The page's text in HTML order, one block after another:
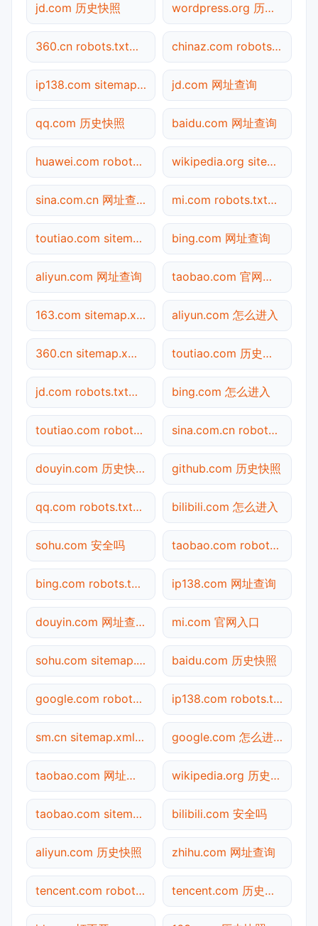
jd.com 历史快照 wordpress.org 历史快照
360.cn robots.txt检测 chinaz.com robots.txt检测
ip138.com sitemap.xml检测 jd.com 网址查询
qq.com 历史快照 baidu.com 网址查询
huawei.com robots.txt检测 wikipedia.org sitemap.xml检测
sina.com.cn 网址查询 mi.com robots.txt检测
toutiao.com sitemap.xml检测 bing.com 网址查询
aliyun.com 网址查询 taobao.com 官网入口
163.com sitemap.xml检测 aliyun.com 怎么进入
360.cn sitemap.xml检测 toutiao.com 历史快照
jd.com robots.txt检测 bing.com 怎么进入
toutiao.com robots.txt检测 sina.com.cn robots.txt检测
douyin.com 历史快照 github.com 历史快照
qq.com robots.txt检测 bilibili.com 怎么进入
sohu.com 安全吗 taobao.com robots.txt检测
bing.com robots.txt检测 ip138.com 网址查询
douyin.com 网址查询 mi.com 官网入口
sohu.com sitemap.xml检测 baidu.com 历史快照
google.com robots.txt检测 ip138.com robots.txt检测
sm.cn sitemap.xml检测 google.com 怎么进入
taobao.com 网址查询 wikipedia.org 历史快照
taobao.com sitemap.xml检测 bilibili.com 安全吗
aliyun.com 历史快照 zhihu.com 网址查询
tencent.com robots.txt检测 tencent.com 历史快照